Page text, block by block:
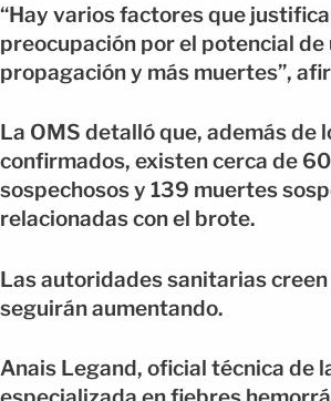
“Hay varios factores que
preocupación por el potencial de
propagación y más muertes”,
La OMS detalló que, además de
confirmados, existen cerca de
sospechosos y 139 muertes
relacionadas con el brote.
Las autoridades sanitarias
seguirán aumentando.
Anais Legand, oficial técnica de